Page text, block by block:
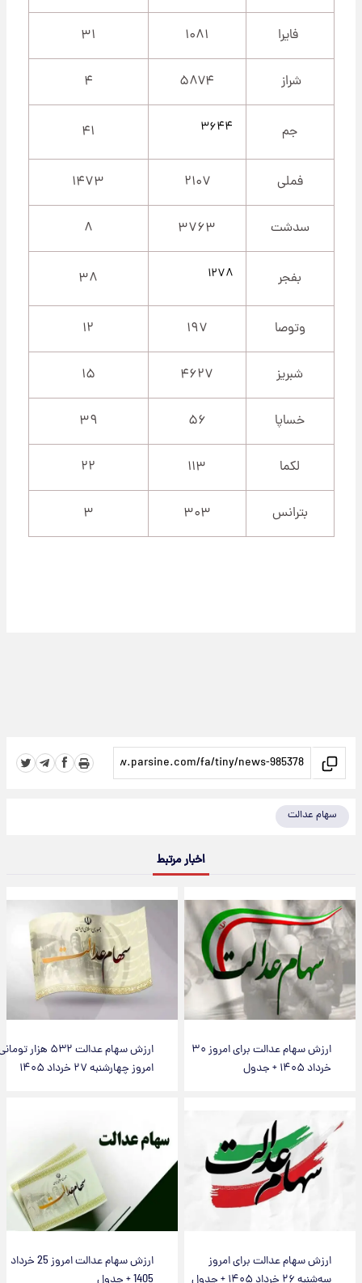
فایرا ۱۰۸۱ ۳۱
شراز ۵۸۷۴
جم ۳۶۴۴ ۴۱
فملی ۲۱۰۷ ۱۴۷۳
سدشت ۳۷۶۳
بفجر ۱۲۷۸ ۳۸
وتوصا ۱۹۷ ۱۲
شبریز ۴۶۲۷ ۱۵
خساپا ۵۶ ۳۹
لکما ۱۱۳ ۲۲
بترانس ۳۰۳ ۳
سهام عدالت
اخبار مرتبط
ارزش سهام عدالت برای امروز ۳۰
خرداد ۱۴۰۵ + جدول
ارزش سهام عدالت ۵۳۲ هزار تومانی
امروز چهارشنبه ۲۷ خرداد ۱۴۰۵
ارزش سهام عدالت برای امروز
ارزش سهام عدالت امروز 25 خرداد